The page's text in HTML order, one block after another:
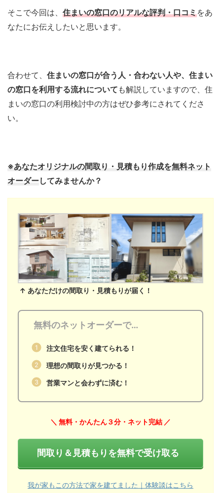
そこで今回は、 住まいの窓口のリアルな評判・口コミをあ
なたにお伝えしたいと思います。
合わせて、 住まいの窓口が合う人・合わない人や、住まい
の窓口を利用する流れについて も解説していますので、住
まいの窓口の利用検討中の方はぜひ参考にされてくださ
い。
※あなたオリジナルの間取り・見積もり作成を無料ネット
オーダーしてみませんか？
↑ あなただけの間取り・見積もりが届く！
無料のネットオーダーで…
注文住宅を安く建てられる！
理想の間取りが見つかる！
営業マンと会わずに済む！
＼ 無料・かんたん３分・ネット完結 ／
間取り＆見積もりを無料で受け取る
我が家もこの方法で家を建てました｜体験談はこちら